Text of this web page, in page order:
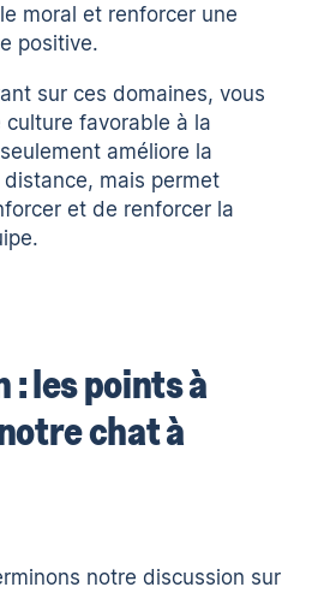
moral et renforcer une
positive.
sur ces domaines, vous
culture favorable à la
améliore la
mais permet
et de renforcer la
: les points à
chat à
notre discussion sur